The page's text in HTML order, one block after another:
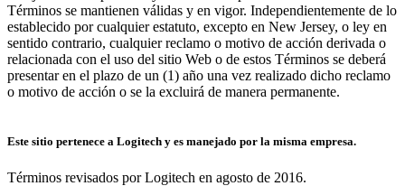
Términos se mantienen válidas y en vigor. Independientemente de lo
establecido por cualquier estatuto, excepto en New Jersey, o ley en
sentido contrario, cualquier reclamo o motivo de acción derivada o
relacionada con el uso del sitio Web o de estos Términos se deberá
presentar en el plazo de un (1) año una vez realizado dicho reclamo
o motivo de acción o se la excluirá de manera permanente.
Este sitio pertenece a Logitech y es manejado por la misma empresa.
Términos revisados por Logitech en agosto de 2016.